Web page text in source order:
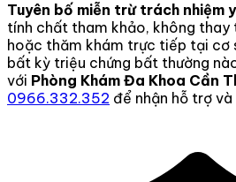
Tuyên bố miễn trừ trách nhiệm
tính chất tham khảo, không thay
hoặc thăm khám trực tiếp tại cơ
bất kỳ triệu chứng bất thường
với Phòng Khám Đa Khoa Cần
0966.332.352 để nhận hỗ trợ